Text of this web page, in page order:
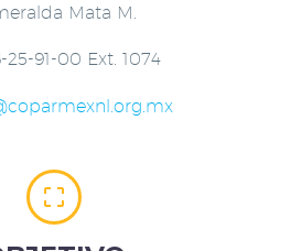
Mata M.
25-91-00 Ext. 1074

